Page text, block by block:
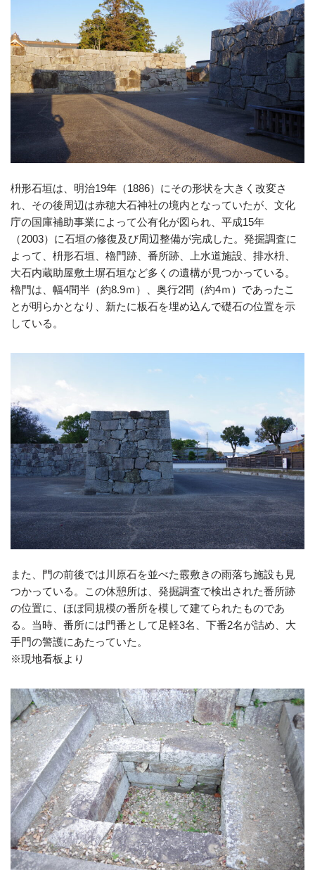
枡形石垣は、明治19年（1886）にその形状を大きく改変さ
れ、その後周辺は赤穂大石神社の境内となっていたが、文化
庁の国庫補助事業によって公有化が図られ、平成15年
（2003）に石垣の修復及び周辺整備が完成した。発掘調査に
よって、枡形石垣、櫓門跡、番所跡、上水道施設、排水枡、
大石内蔵助屋敷土塀石垣など多くの遺構が見つかっている。
櫓門は、幅4間半（約8.9ｍ）、奥行2間（約4ｍ）であったこ
とが明らかとなり、新たに板石を埋め込んで礎石の位置を示
している。
また、門の前後では川原石を並べた霰敷きの雨落ち施設も見
つかっている。この休憩所は、発掘調査で検出された番所跡
の位置に、ほぼ同規模の番所を模して建てられたものであ
る。当時、番所には門番として足軽3名、下番2名が詰め、大
手門の警護にあたっていた。
※現地看板より